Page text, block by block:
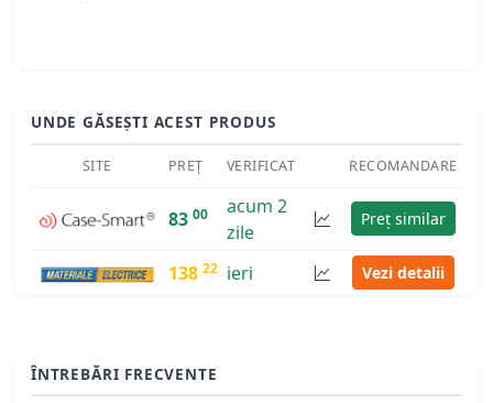
UNDE GĂSEȘTI ACEST PRODUS
SITE PREȚ VERIFICAT RECOMANDARE
83 00
acum 2
zile
Preț similar
138 22 ieri Vezi detalii
ÎNTREBĂRI FRECVENTE